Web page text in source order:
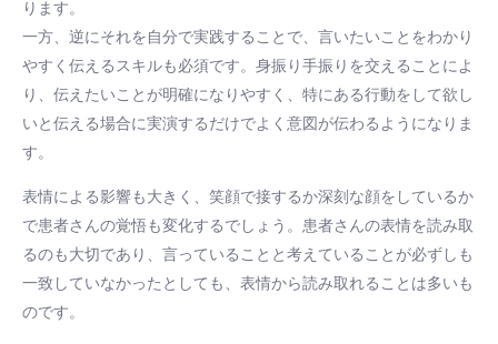
ります。
一方、逆にそれを自分で実践することで、言いたいことをわかり
やすく伝えるスキルも必須です。身振り手振りを交えることによ
り、伝えたいことが明確になりやすく、特にある行動をして欲し
いと伝える場合に実演するだけでよく意図が伝わるようになりま
す。
表情による影響も大きく、笑顔で接するか深刻な顔をしているか
で患者さんの覚悟も変化するでしょう。患者さんの表情を読み取
るのも大切であり、言っていることと考えていることが必ずしも
一致していなかったとしても、表情から読み取れることは多いも
のです。